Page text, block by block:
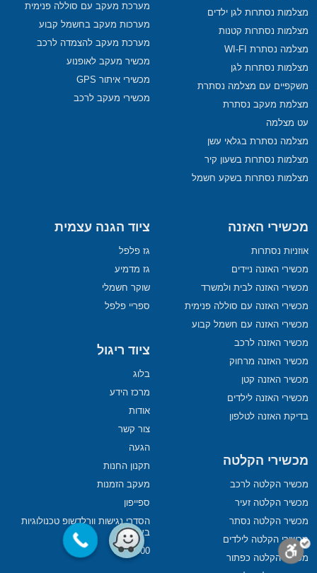
מצלמות נסתרות לגן ילדים
מצלמות נסתרות קטנות
מצלמה נסתרת WI-FI
מצלמות נסתרות לגן
משקפיים עם מצלמה נסתרת
מצלמת מעקב נסתרת
עט מצלמה
מצלמה נסתרת בגלאי עשן
מצלמות נסתרות בשעון קיר
מצלמות נסתרות בשקע חשמל
מערכת מעקב עם סוללה פנימית
מערכות מעקב בחשמל קבוע
מערכת מעקב להצמדה לרכב
מכשיר מעקב לאופנוע
מכשירי איתור GPS
מכשירי מעקב לרכב
מכשירי האזנה
אוזניות נסתרות
מכשירי האזנה ניידים
מכשירי האזנה לבית ולמשרד
מכשירי האזנה עם סוללה פנימית
מכשירי האזנה עם חשמל קבוע
מכשיר האזנה לרכב
מכשיר האזנה מרחוק
מכשיר האזנה קטן
מכשירי האזנה לילדים
בדיקת האזנה לטלפון
מכשירי הקלטה
מכשיר הקלטה לרכב
מכשיר הקלטה זעיר
מכשיר הקלטה נסתר
מכשירי הקלטה לילדים
מכשיר הקלטה כפתור
ציוד הגנה עצמית
גז פלפל
גז מדמיע
שוקר חשמלי
ספריי פלפל
ציוד ריגול
בלוג
מרכז הידע
אודות
צור קשר
הגעה
תקנון החנות
מעקב הזמנות
ספייפון
הסדרי נגישות וורלדשופ טכנולוגיות
בע”מ
ISO9000